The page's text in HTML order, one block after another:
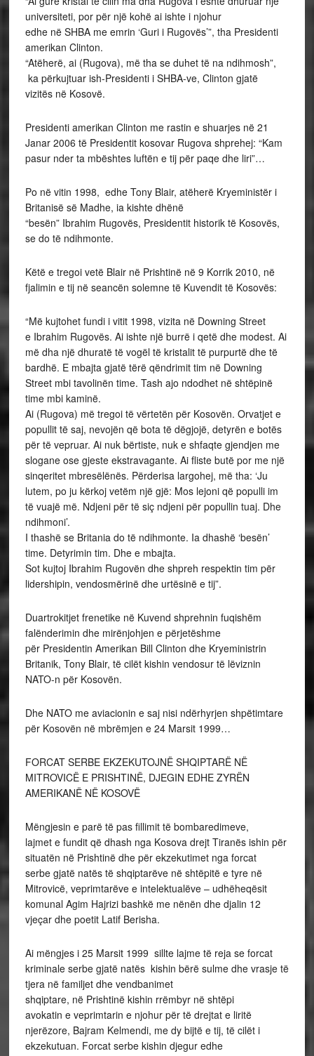
universiteti, por për një kohë ai ishte i njohur
edhe në SHBA me emrin ‘Guri i Rugovës’”, tha Presidenti
amerikan Clinton.
“Atëherë, ai (Rugova), më tha se duhet të na ndihmosh”,
ka përkujtuar ish-Presidenti i SHBA-ve, Clinton gjatë
vizitës në Kosovë.
Presidenti amerikan Clinton me rastin e shuarjes në 21
Janar 2006 të Presidentit kosovar Rugova shprehej: “Kam
pasur nder ta mbështes luftën e tij për paqe dhe liri”…
Po në vitin 1998, edhe Tony Blair, atëherë Kryeministër i
Britanisë së Madhe, ia kishte dhënë
“besën” Ibrahim Rugovës, Presidentit historik të Kosovës,
se do të ndihmonte.
Këtë e tregoi vetë Blair në Prishtinë në 9 Korrik 2010, në
fjalimin e tij në seancën solemne të Kuvendit të Kosovës:
“Më kujtohet fundi i vitit 1998, vizita në Downing Street
e Ibrahim Rugovës. Ai ishte një burrë i qetë dhe modest. Ai
më dha një dhuratë të vogël të kristalit të purpurtë dhe të
bardhë. E mbajta gjatë tërë qëndrimit tim në Downing
Street mbi tavolinën time. Tash ajo ndodhet në shtëpinë
time mbi kaminë.
Ai (Rugova) më tregoi të vërtetën për Kosovën. Orvatjet e
popullit të saj, nevojën që bota të dëgjojë, detyrën e botës
për të vepruar. Ai nuk bërtiste, nuk e shfaqte gjendjen me
slogane ose gjeste ekstravagante. Ai fliste butë por me një
sinqeritet mbresëlënës. Përderisa largohej, më tha: ‘Ju
lutem, po ju kërkoj vetëm një gjë: Mos lejoni që populli im
të vuajë më. Ndjeni për të siç ndjeni për popullin tuaj. Dhe
ndihmoni’.
I thashë se Britania do të ndihmonte. Ia dhashë ‘besën’
time. Detyrimin tim. Dhe e mbajta.
Sot kujtoj Ibrahim Rugovën dhe shpreh respektin tim për
lidershipin, vendosmërinë dhe urtësinë e tij”.
Duartrokitjet frenetike në Kuvend shprehnin fuqishëm
falënderimin dhe mirënjohjen e përjetëshme
për Presidentin Amerikan Bill Clinton dhe Kryeministrin
Britanik, Tony Blair, të cilët kishin vendosur të lëviznin
NATO-n për Kosovën.
Dhe NATO me aviacionin e saj nisi ndërhyrjen shpëtimtare
për Kosovën në mbrëmjen e 24 Marsit 1999…
FORCAT SERBE EKZEKUTOJNË SHQIPTARË NË
MITROVICË E PRISHTINË, DJEGIN EDHE ZYRËN
AMERIKANË NË KOSOVË
Mëngjesin e parë të pas fillimit të bombaredimeve,
lajmet e fundit që dhash nga Kosova drejt Tiranës ishin për
situatën në Prishtinë dhe për ekzekutimet nga forcat
serbe gjatë natës të shqiptarëve në shtëpitë e tyre në
Mitrovicë, veprimtarëve e intelektualëve – udhëheqësit
komunal Agim Hajrizi bashkë me nënën dhe djalin 12
vjeçar dhe poetit Latif Berisha.
Ai mëngjes i 25 Marsit 1999 sillte lajme të reja se forcat
kriminale serbe gjatë natës kishin bërë sulme dhe vrasje të
tjera në familjet dhe vendbanimet
shqiptare, në Prishtinë kishin rrëmbyr në shtëpi
avokatin e veprimtarin e njohur për të drejtat e liritë
njerëzore, Bajram Kelmendi, me dy bijtë e tij, të cilët i
ekzekutuan. Forcat serbe kishin djegur edhe